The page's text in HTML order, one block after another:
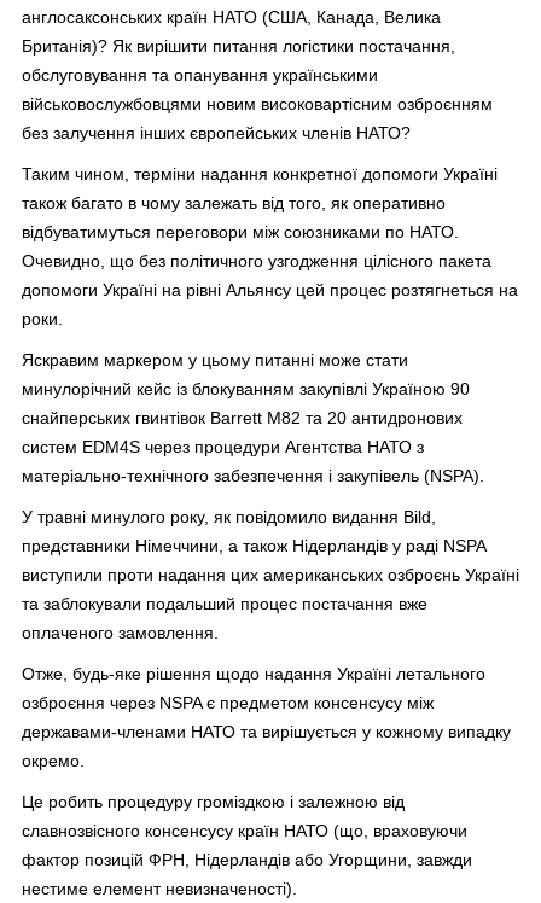
англосаксонських країн НАТО (США, Канада, Велика
Британія)? Як вирішити питання логістики постачання,
обслуговування та опанування українськими
військовослужбовцями новим високовартісним озброєнням
без залучення інших європейських членів НАТО?
Таким чином, терміни надання конкретної допомоги Україні
також багато в чому залежать від того, як оперативно
відбуватимуться переговори між союзниками по НАТО.
Очевидно, що без політичного узгодження цілісного пакета
допомоги Україні на рівні Альянсу цей процес розтягнеться на
роки.
Яскравим маркером у цьому питанні може стати
минулорічний кейс із блокуванням закупівлі Україною 90
снайперських гвинтівок Barrett M82 та 20 антидронових
систем EDM4S через процедури Агентства НАТО з
матеріально-технічного забезпечення і закупівель (NSPA).
У травні минулого року, як повідомило видання Bild,
представники Німеччини, а також Нідерландів у раді NSPA
виступили проти надання цих американських озброєнь Україні
та заблокували подальший процес постачання вже
оплаченого замовлення.
Отже, будь-яке рішення щодо надання Україні летального
озброєння через NSPA є предметом консенсусу між
державами-членами НАТО та вирішується у кожному випадку
окремо.
Це робить процедуру громіздкою і залежною від
славнозвісного консенсусу країн НАТО (що, враховуючи
фактор позицій ФРН, Нідерландів або Угорщини, завжди
нестиме елемент невизначеності).